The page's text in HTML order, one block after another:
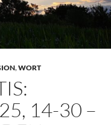
,WORT
14-30 –